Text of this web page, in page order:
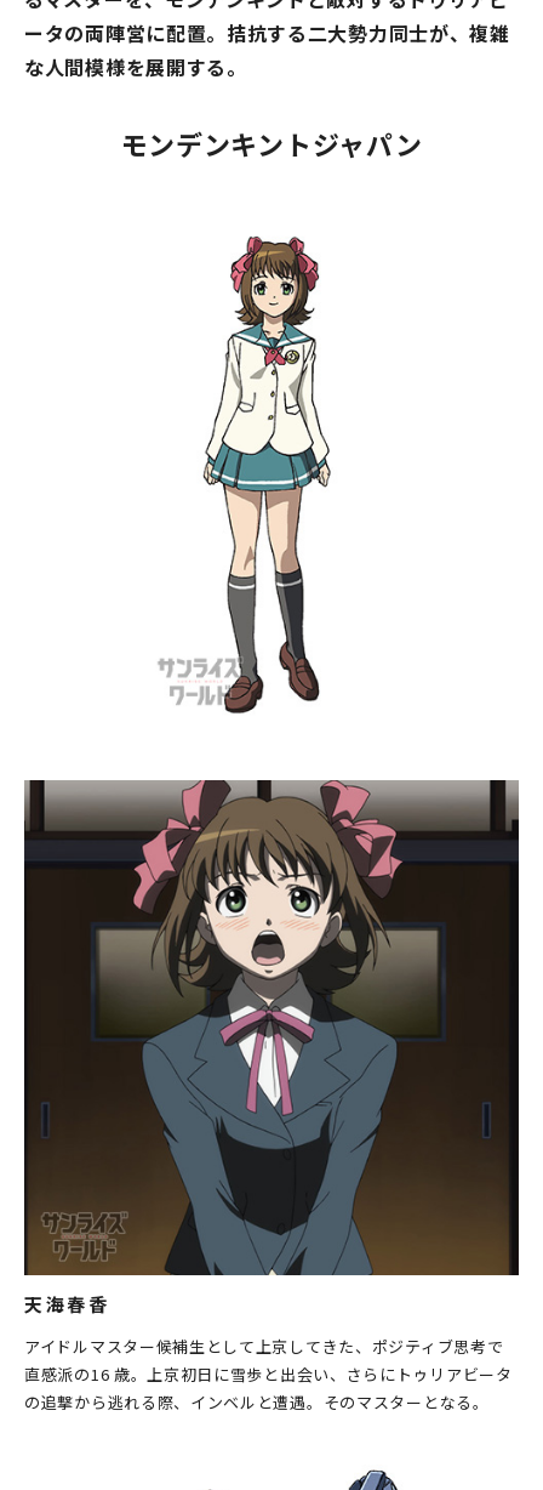
ータの両陣営に配置。拮抗する二大勢力同士が、複雑
な人間模様を展開する。
モンデンキントジャパン
天海春香
アイドルマスター候補生として上京してきた、ポジティブ思考で
直感派の16 歳。上京初日に雪歩と出会い、さらにトゥリアビータ
の追撃から逃れる際、インベルと遭遇。そのマスターとなる。